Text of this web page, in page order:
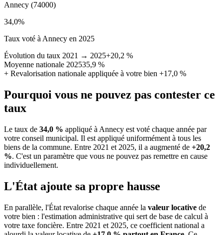
Annecy (74000)
34,0%
Taux voté à Annecy en 2025
Évolution du taux 2021 → 2025+20,2 %
Moyenne nationale 202535,9 %
+ Revalorisation nationale appliquée à votre bien +17,0 %
Pourquoi vous ne pouvez pas contester ce
taux
Le taux de 34,0 % appliqué à Annecy est voté chaque année par
votre conseil municipal. Il est appliqué uniformément à tous les
biens de la commune. Entre 2021 et 2025, il a augmenté de +20,2
%. C'est un paramètre que vous ne pouvez pas remettre en cause
individuellement.
L'État ajoute sa propre hausse
En parallèle, l'État revalorise chaque année la valeur locative de
votre bien : l'estimation administrative qui sert de base de calcul à
votre taxe foncière. Entre 2021 et 2025, ce coefficient national a